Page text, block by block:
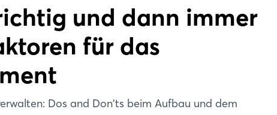
und dann immer
für das
Dos and Don'ts beim Aufbau und dem